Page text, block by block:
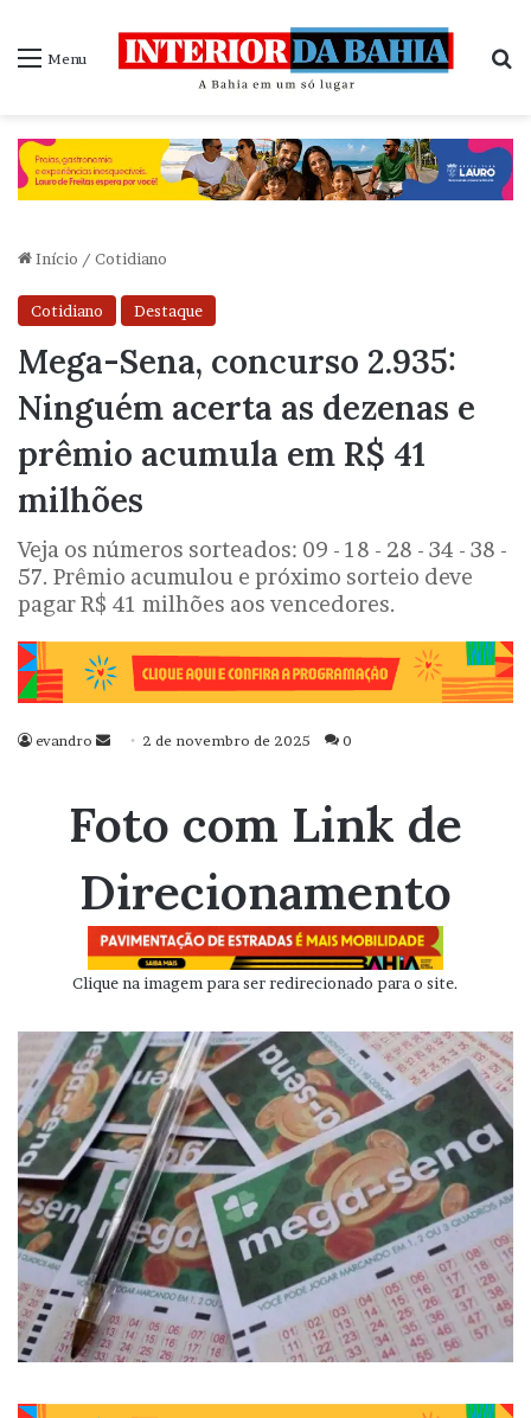
Menu
Início / Cotidiano
Cotidiano Destaque
Mega-Sena, concurso 2.935:
Ninguém acerta as dezenas e
prêmio acumula em R$ 41
milhões
Veja os números sorteados: 09 - 18 - 28 - 34 - 38 -
57. Prêmio acumulou e próximo sorteio deve
pagar R$ 41 milhões aos vencedores.
evandro
Mande
mail
2 de novembro de 2025 0
Foto com Link de
Direcionamento
Clique na imagem para ser redirecionado para o site.